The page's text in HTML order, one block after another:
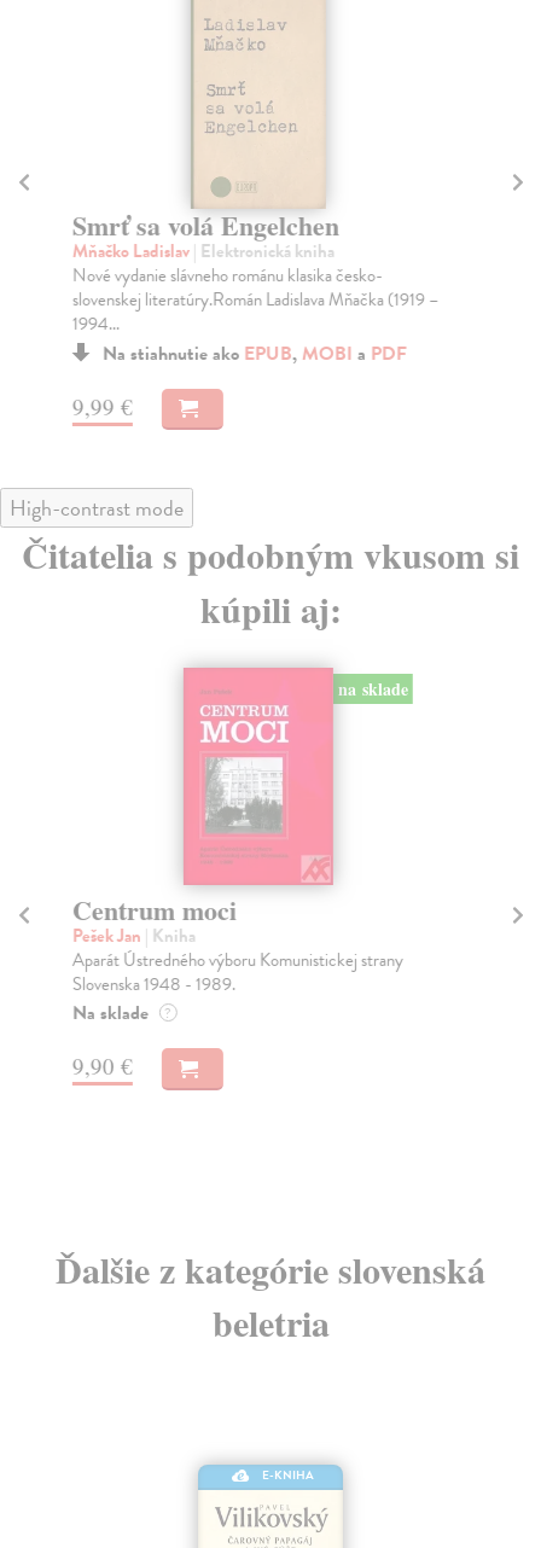
Smrť sa volá Engelchen
Mňačko Ladislav| Elektronická kniha
Nové vydanie slávneho románu klasika česko-
slovenskej literatúry.Román Ladislava Mňačka (1919 –
1994...
Na stiahnutie ako EPUB,MOBI a PDF
9,99 €
High-contrast mode
Čitatelia s podobným vkusom si
kúpili aj:
na sklade
Centrum moci
Pešek Jan | Kniha
Aparát Ústredného výboru Komunistickej strany
Slovenska 1948 - 1989.
Na sklade ?
9,90 €
Ďalšie z kategórie slovenská
beletria
E-KNIHA